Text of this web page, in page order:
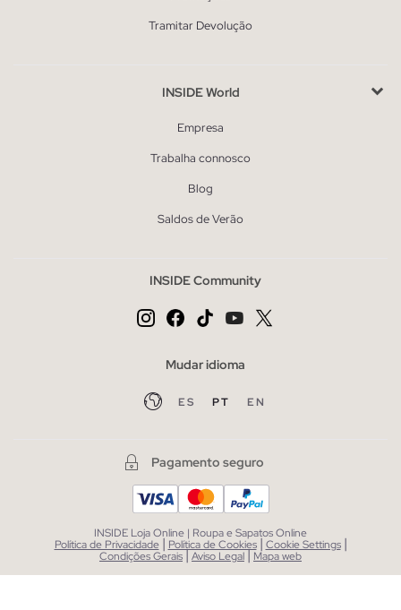
Tramitar Devolução
INSIDE World
Empresa
Trabalha connosco
Blog
Saldos de Verão
INSIDE Community
Mudar idioma
ES PT EN
Pagamento seguro
INSIDE Loja Online | Roupa e Sapatos Online
Política de Privacidade | Política de Cookies | Cookie Settings |
Condições Gerais|Aviso Legal| Mapa web